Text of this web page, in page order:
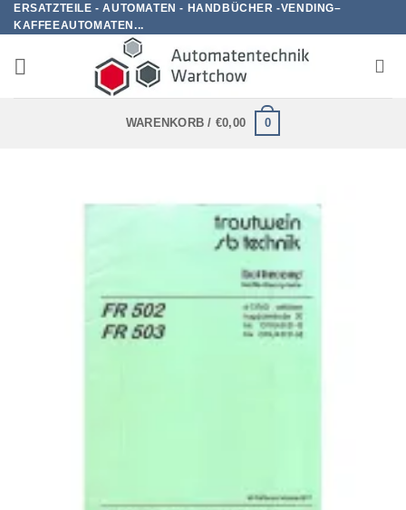
Zum
Inhalt
springen
ERSATZTEILE - AUTOMATEN - HANDBÜCHER -VENDING–
KAFFEEAUTOMATEN...
WARENKORB / €0,00 0